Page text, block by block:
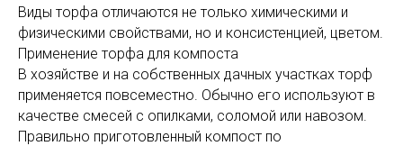
Виды торфа отличаются не только химическими и
физическими свойствами, но и консистенцией, цветом.
Применение торфа для компоста
В хозяйстве и на собственных дачных участках торф
применяется повсеместно. Обычно его используют в
качестве смесей с опилками, соломой или навозом.
Правильно приготовленный компост по